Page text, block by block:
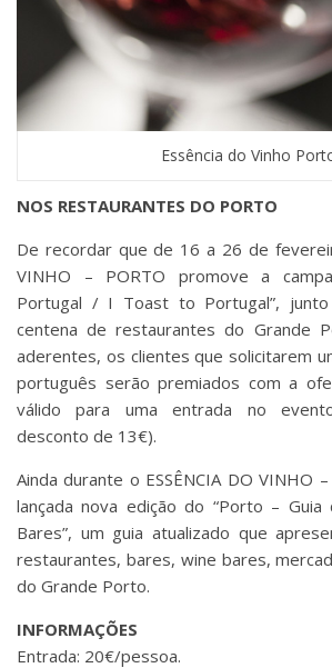
Essência do Vinho
NOS RESTAURANTES DO PORTO
De recordar que de 16 a 26 de
VINHO – PORTO promove a
Portugal / I Toast to Portugal”,
centena de restaurantes do Grande
aderentes, os clientes que solicitarem
português serão premiados com a
válido para uma entrada no
desconto de 13€).
Ainda durante o ESSÊNCIA DO VINHO
lançada nova edição do “Porto –
Bares”, um guia atualizado que
restaurantes, bares, wine bares,
do Grande Porto.
INFORMAÇÕES
Entrada: 20€/pessoa.